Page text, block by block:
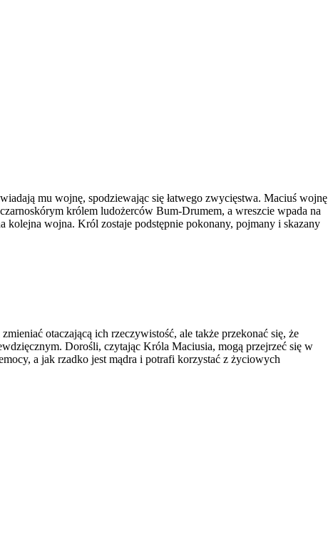
mu wojnę, spodziewając się łatwego zwycięstwa. Maciuś wojnę
królem ludożerców Bum-Drumem, a wreszcie wpada na
kolejna wojna. Król zostaje podstępnie pokonany, pojmany i skazany
otaczającą ich rzeczywistość, ale także przekonać się, że
Dorośli, czytając Króla Maciusia, mogą przejrzeć się w
a jak rzadko jest mądra i potrafi korzystać z życiowych